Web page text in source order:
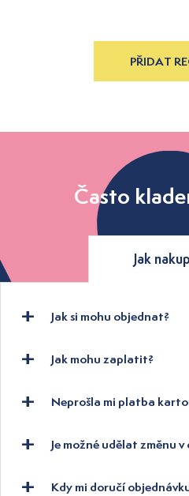
PŘIDAT
Často
Jak
Jak si mohu objednat?
Jak mohu zaplatit?
Neprošla mi platba
Je možné udělat změnu
Kdy mi doručí